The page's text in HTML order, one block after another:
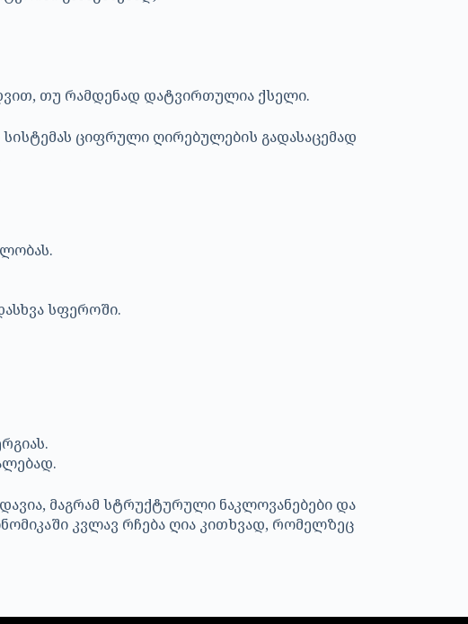
თუ რამდენად დატვირთულია ქსელი.
ციფრული ღირებულების გადასაცემად
სფეროში.
მაგრამ სტრუქტურული ნაკლოვანებები და
კვლავ რჩება ღია კითხვად, რომელზეც